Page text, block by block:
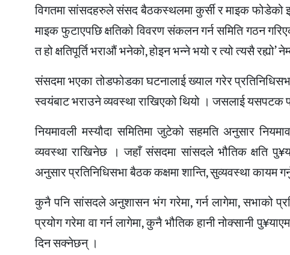
विगतमा सांसदहरुले संसद बैठकस्थलमा कुर्सी र माइक फोडेको
माइक फुटाएपछि क्षतिको विवरण संकलन गर्न समिति गठन
त हो क्षतिपूर्ति भराऔं भनेको, होइन भन्ने भयो र त्यो त्यसै
संसदमा भएका तोडफोडका घटनालाई ख्याल गरेर
स्वयंबाट भराउने व्यवस्था राखिएको थियो । जसलाई यसपटक
नियमावली मस्यौदा समितिमा जुटेको सहमति अनुसार
व्यवस्था राखिनेछ । जहाँ संसदमा सांसदले भौतिक क्षति
अनुसार प्रतिनिधिसभा बैठक कक्षमा शान्ति, सुव्यवस्था कायम
कुनै पनि सांसदले अनुशासन भंग गरेमा, गर्न लागेमा, सभाको
प्रयोग गरेमा वा गर्न लागेमा, कुनै भौतिक हानी नोक्सानी
दिन सक्नेछन् ।